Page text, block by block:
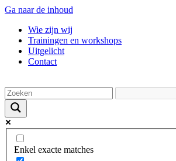
Ga naar de inhoud
Wie zijn wij
Trainingen en workshops
Uitgelicht
Contact
Enkel exacte matches